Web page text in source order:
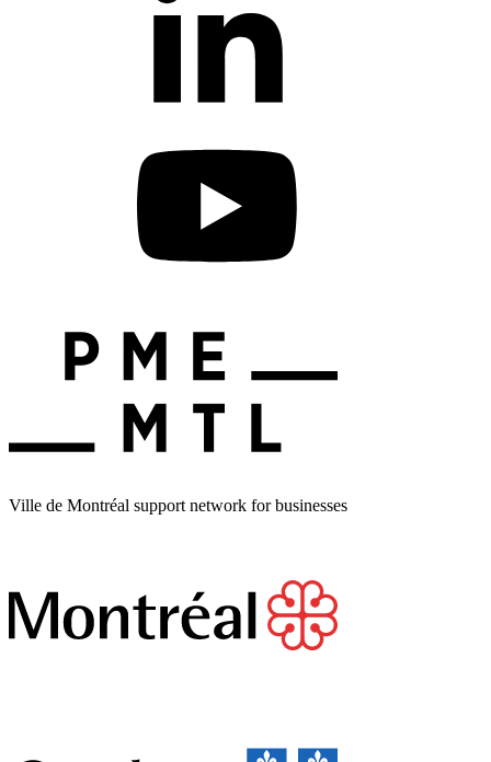
Ville de Montréal support network for businesses